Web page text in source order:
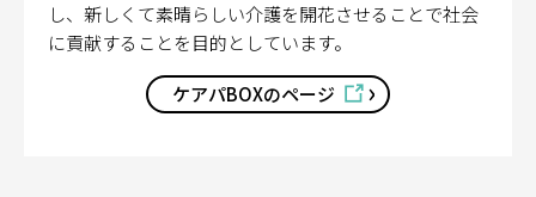
し、新しくて素晴らしい介護を開花させることで社会
に貢献することを目的としています。
ケアパBOXのページ